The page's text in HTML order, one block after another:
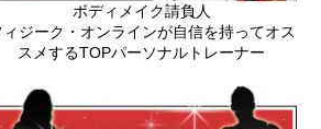
ボディメイク請負人
ィジーク・オンラインが自信を持ってオス
スメするTOPパーソナルトレーナー